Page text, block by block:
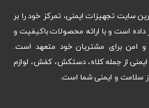
از مواد عایق الکتریکی با
را به حداقل برساند. این
پاساژ بخشی، طبقه منفی یک،